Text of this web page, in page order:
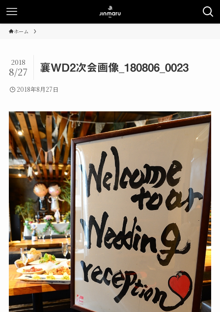
ホーム
襄WD2次会画像_180806_0023
2018
8/27
2018年8月27日